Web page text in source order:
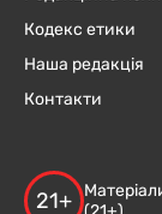
Кодекс етики
Наша редакція
Контакти
21+